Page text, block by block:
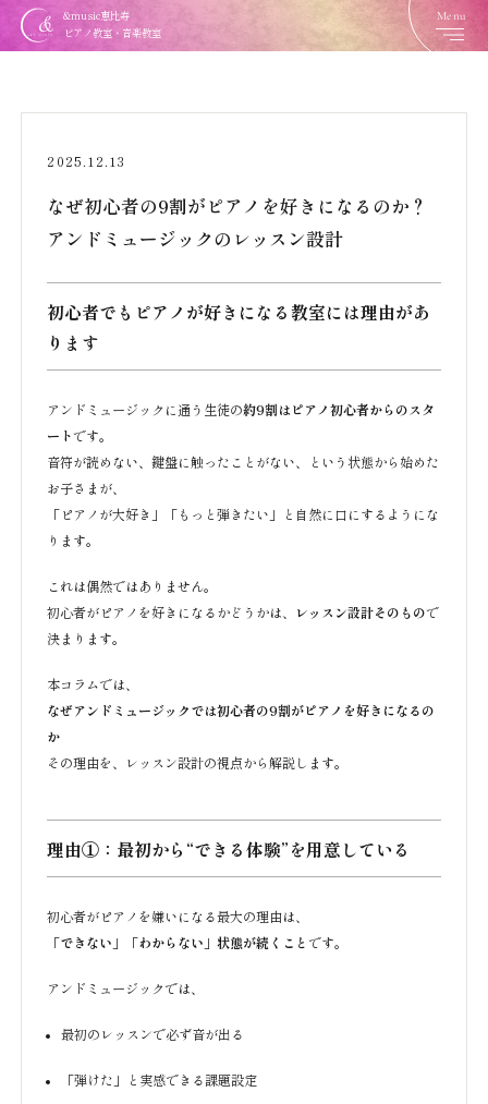
&music恵比寿
ピアノ教室・音楽教室
2025.12.13
なぜ初心者の9割がピアノを好きになるのか？
アンドミュージックのレッスン設計
初心者でもピアノが好きになる教室には理由があ
ります
アンドミュージックに通う生徒の約9割はピアノ初心者からのスタ
ートです。
音符が読めない、鍵盤に触ったことがない、という状態から始めた
お子さまが、
「ピアノが大好き」「もっと弾きたい」と自然に口にするようにな
ります。
これは偶然ではありません。
初心者がピアノを好きになるかどうかは、
レッスン設計そのもので
決まります。
本コラムでは、
なぜアンドミュージックでは初心者の9割がピアノを好きになるの
か
その理由を、レッスン設計の視点から解説します。
理由①：最初から“できる体験”を用意している
初心者がピアノを嫌いになる最大の理由は、
「できない」「わからない」状態が続くことです。
アンドミュージックでは、
最初のレッスンで必ず音が出る
「弾けた」と実感できる課題設定
Menu